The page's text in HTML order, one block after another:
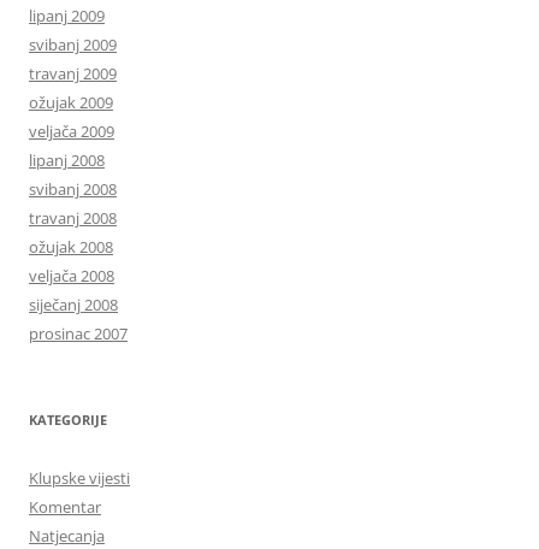
lipanj 2009
svibanj 2009
travanj 2009
ožujak 2009
veljača 2009
lipanj 2008
svibanj 2008
travanj 2008
ožujak 2008
veljača 2008
siječanj 2008
prosinac 2007
KATEGORIJE
Klupske vijesti
Komentar
Natjecanja